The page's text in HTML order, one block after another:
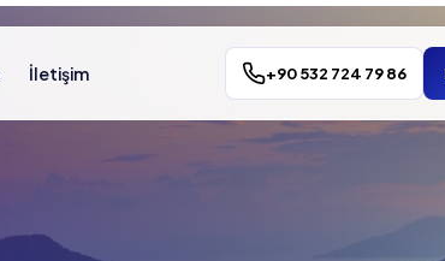
İletişim +90 532 724 79 86